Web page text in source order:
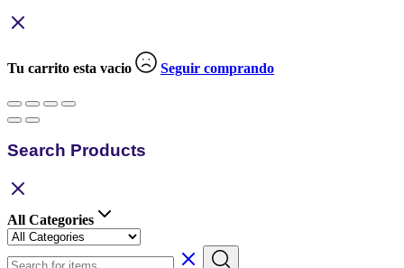
Tu carrito esta vacio Seguir comprando
Search Products
All Categories